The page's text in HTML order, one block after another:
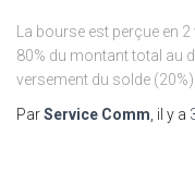
La bourse est perçue en
80% du montant total au
versement du solde
ParService Comm , il y a